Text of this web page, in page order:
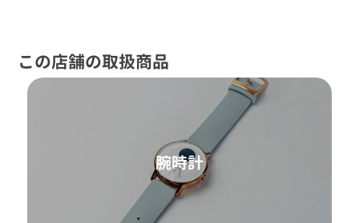
この店舗の取扱商品
腕時計